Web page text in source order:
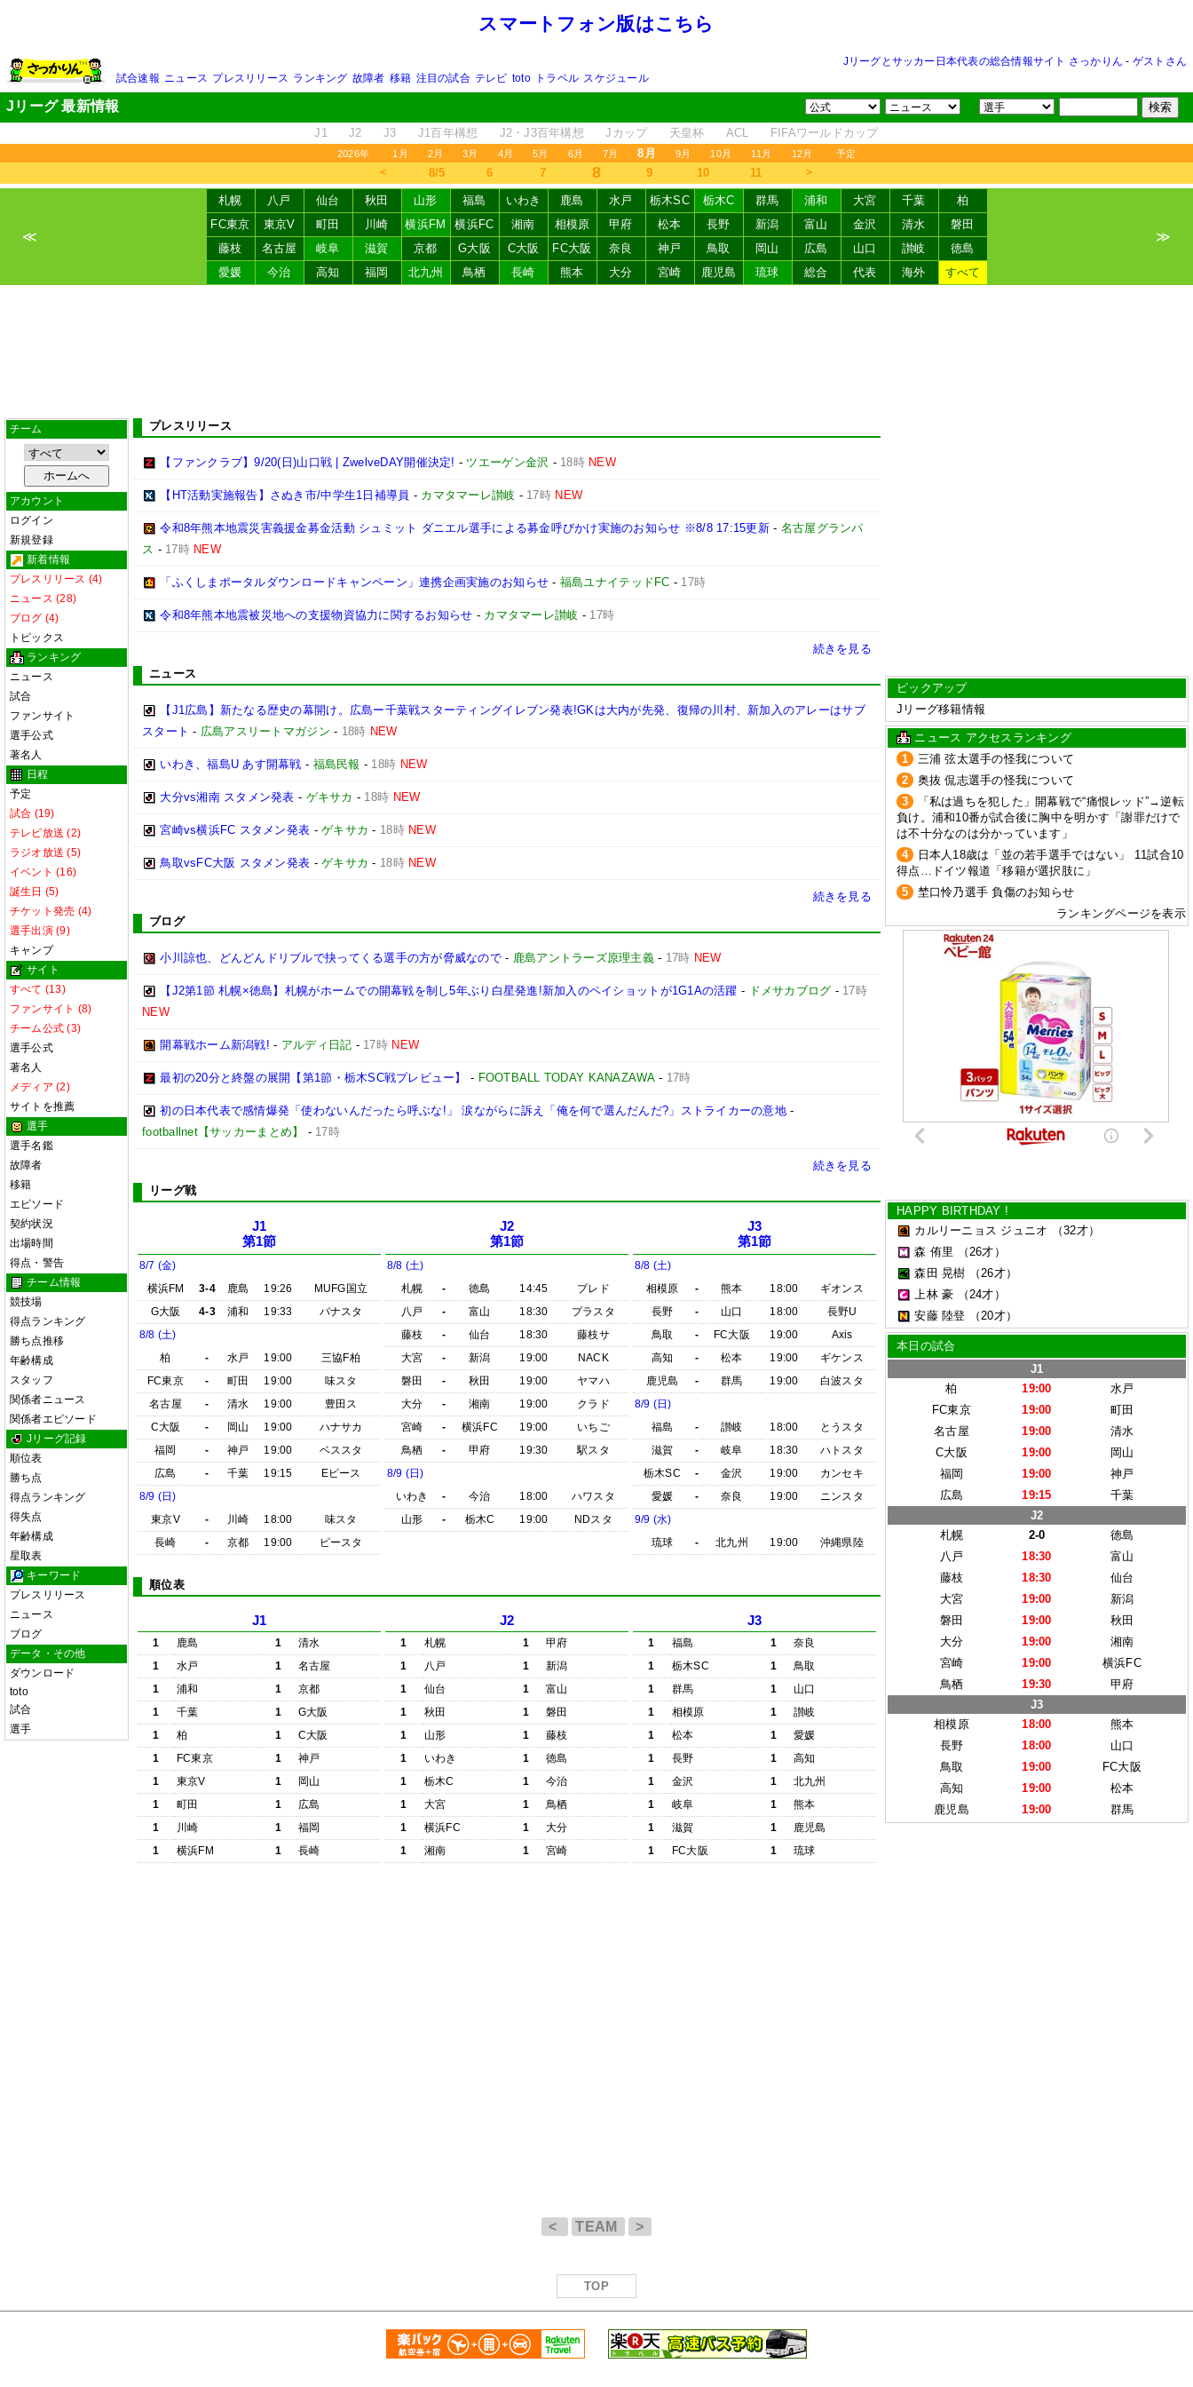
スマートフォン版はこちら
Jリーグとサッカー日本代表の総合情報サイト さっかりん - ゲストさん
試合速報 ニュース プレスリリース ランキング 故障者 移籍 注目の試合 テレビ toto トラベル スケジュール
Jリーグ 最新情報
J1 J2 J3 J1百年構想 J2・J3百年構想 Jカップ 天皇杯 ACL FIFAワールドカップ
2026年 1月 2月 3月 4月 5月 6月 7月 8月 9月 10月 11月 12月 予定
＜ 8/5 6 7 8 9 10 11 ＞
≪
札幌 八戸 仙台 秋田 山形 福島 いわき 鹿島 水戸 栃木SC 栃木C 群馬 浦和 大宮 千葉
柏
FC東京
東京V 町田 川崎 横浜FM 横浜FC 湘南 相模原 甲府 松本 長野 新潟 富山 金沢 清水
磐田
藤枝
名古屋 岐阜 滋賀 京都 G大阪 C大阪 FC大阪 奈良 神戸 鳥取 岡山 広島 山口 讃岐
徳島
愛媛
今治 高知 福岡 北九州 鳥栖 長崎 熊本 大分 宮崎 鹿児島 琉球 総合 代表 海外 すべて
≫
チーム
アカウント
ログイン
新規登録
新着情報
プレスリリース (4)
ニュース (28)
ブログ (4)
トピックス
ランキング
ニュース
試合
ファンサイト
選手公式
著名人
日程
予定
試合 (19)
テレビ放送 (2)
ラジオ放送 (5)
イベント (16)
誕生日 (5)
チケット発売 (4)
選手出演 (9)
キャンプ
サイト
すべて (13)
ファンサイト (8)
チーム公式 (3)
選手公式
著名人
メディア (2)
サイトを推薦
選手
選手名鑑
故障者
移籍
エピソード
契約状況
出場時間
得点・警告
チーム情報
競技場
得点ランキング
勝ち点推移
年齢構成
スタッフ
関係者ニュース
関係者エピソード
Jリーグ記録
順位表
勝ち点
得点ランキング
得失点
年齢構成
星取表
キーワード
プレスリリース
ニュース
ブログ
データ・その他
ダウンロード
toto
試合
選手
プレスリリース
【ファンクラブ】9/20(日)山口戦 | ZwelveDAY開催決定! - ツエーゲン金沢 - 18時 NEW
【HT活動実施報告】さぬき市/中学生1日補導員 - カマタマーレ讃岐 - 17時 NEW
令和8年熊本地震災害義援金募金活動 シュミット ダニエル選手による募金呼びかけ実施のお知らせ ※8/8 17:15更新 - 名古屋グランパ
ス - 17時 NEW
「ふくしまポータルダウンロードキャンペーン」連携企画実施のお知らせ - 福島ユナイテッドFC - 17時
令和8年熊本地震被災地への支援物資協力に関するお知らせ - カマタマーレ讃岐 - 17時
続きを見る
ニュース
【J1広島】新たなる歴史の幕開け。広島ー千葉戦スターティングイレブン発表!GKは大内が先発、復帰の川村、新加入のアレーはサブ
スタート - 広島アスリートマガジン - 18時 NEW
いわき、福島U あす開幕戦 - 福島民報 - 18時 NEW
大分vs湘南 スタメン発表 - ゲキサカ - 18時 NEW
宮崎vs横浜FC スタメン発表 -ゲキサカ - 18時 NEW
鳥取vsFC大阪 スタメン発表 -ゲキサカ - 18時 NEW
続きを見る
ブログ
小川諒也、どんどんドリブルで抉ってくる選手の方が脅威なので - 鹿島アントラーズ原理主義 - 17時 NEW
【J2第1節 札幌×徳島】札幌がホームでの開幕戦を制し5年ぶり白星発進!新加入のペイショットが1G1Aの活躍 - ドメサカブログ - 17時
NEW
開幕戦ホーム新潟戦! - アルディ日記 - 17時 NEW
最初の20分と終盤の展開【第1節・栃木SC戦プレビュー】 - FOOTBALL TODAY KANAZAWA- 17時
初の日本代表で感情爆発「使わないんだったら呼ぶな!」 涙ながらに訴え「俺を何で選んだんだ?」ストライカーの意地-
footballnet【サッカーまとめ】
- 17時
続きを見る
リーグ戦
J1
第1節
8/7 (金)
横浜FM
3-4 鹿島 19:26
MUFG国立
G大阪
4-3 浦和 19:33
パナスタ
8/8 (土)
柏
- 水戸 19:00
三協F柏
FC東京
- 町田 19:00
味スタ
名古屋
- 清水 19:00
豊田ス
C大阪
- 岡山 19:00
ハナサカ
福岡
- 神戸 19:00
ベススタ
広島
- 千葉 19:15
Eピース
8/9 (日)
東京V
- 川崎 18:00
味スタ
長崎
- 京都 19:00 ピースタ
J2
第1節
8/8 (土)
札幌
- 徳島 14:45
プレド
八戸
- 富山 18:30
プラスタ
藤枝
- 仙台 18:30
藤枝サ
大宮
- 新潟 19:00
NACK
磐田
- 秋田 19:00
ヤマハ
大分
- 湘南 19:00
クラド
宮崎
- 横浜FC 19:00
いちご
鳥栖
- 甲府 19:30
駅スタ
8/9 (日)
いわき
- 今治 18:00
ハワスタ
山形
- 栃木C 19:00 NDスタ
J3
第1節
8/8 (土)
相模原
- 熊本 18:00
ギオンス
長野
- 山口 18:00
長野U
鳥取
- FC大阪 19:00
Axis
高知
- 松本 19:00
ギケンス
鹿児島
- 群馬 19:00
白波スタ
8/9 (日)
福島
- 讃岐 18:00
とうスタ
滋賀
- 岐阜 18:30
ハトスタ
栃木SC
- 金沢 19:00
カンセキ
愛媛
- 奈良 19:00
ニンスタ
9/9 (水)
琉球
- 北九州 19:00 沖縄県陸
順位表
J1
1 鹿島 1
清水
1
水戸 1
名古屋
1
浦和 1
京都
1
千葉 1
G大阪
1
柏 1
C大阪
1
FC東京 1
神戸
1
東京V 1
岡山
1
町田 1
広島
1
川崎 1
福岡
1
横浜FM 1 長崎
J2
1 札幌 1
甲府
1
八戸 1
新潟
1
仙台 1
富山
1
秋田 1
磐田
1
山形 1
藤枝
1
いわき 1
徳島
1
栃木C 1
今治
1
大宮 1
鳥栖
1
横浜FC 1
大分
1
湘南 1 宮崎
J3
1 福島 1
奈良
1
栃木SC 1
鳥取
1
群馬 1
山口
1
相模原 1
讃岐
1
松本 1
愛媛
1
長野 1
高知
1
金沢 1
北九州
1
岐阜 1
熊本
1
滋賀 1
鹿児島
1
FC大阪 1 琉球
ピックアップ
Jリーグ移籍情報
ニュース アクセスランキング
1
三浦 弦太選手の怪我について
2
奥抜 侃志選手の怪我について
3
「私は過ちを犯した」開幕戦で“痛恨レッド”→逆転
負け。浦和10番が試合後に胸中を明かす「謝罪だけで
は不十分なのは分かっています」
4
日本人18歳は「並の若手選手ではない」 11試合10
得点…ドイツ報道「移籍が選択肢に」
5
埜口怜乃選手 負傷のお知らせ
ランキングページを表示
HAPPY BIRTHDAY !
カルリーニョス ジュニオ
（32才）
森 侑里
（26才）
森田 晃樹
（26才）
上林 豪
（24才）
安藤 陸登
（20才）
本日の試合
J1
柏
19:00
水戸
FC東京
19:00
町田
名古屋
19:00
清水
C大阪
19:00
岡山
福岡
19:00
神戸
広島
19:15
千葉
J2
札幌
2-0
徳島
八戸
18:30
富山
藤枝
18:30
仙台
大宮
19:00
新潟
磐田
19:00
秋田
大分
19:00
湘南
宮崎
19:00
横浜FC
鳥栖
19:30
甲府
J3
相模原
18:00
熊本
長野
18:00
山口
鳥取
19:00
FC大阪
高知
19:00
松本
鹿児島
19:00 群馬
< TEAM >
TOP